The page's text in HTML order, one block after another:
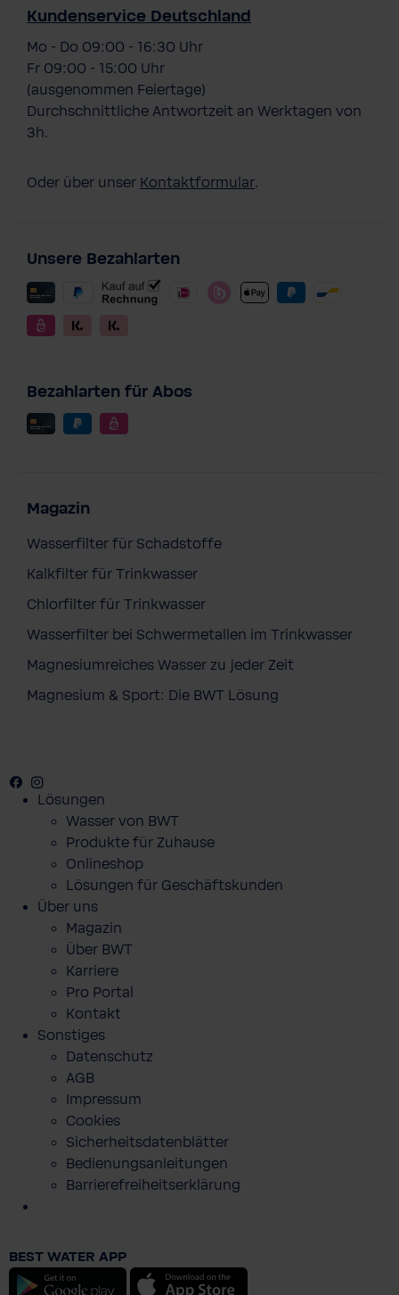
€ 0,00 Preise inkl. MwSt. zzgl. Versandkosten
Kundenservice Deutschland
Mo - Do 09:00 - 16:30 Uhr
Fr 09:00 - 15:00 Uhr
(ausgenommen Feiertage)
Durchschnittliche Antwortzeit an Werktagen von
3h.
Oder über unser Kontaktformular.
Unsere Bezahlarten
Bezahlarten für Abos
Magazin
Wasserfilter für Schadstoffe
Kalkfilter für Trinkwasser
Chlorfilter für Trinkwasser
Wasserfilter bei Schwermetallen im Trinkwasser
Magnesiumreiches Wasser zu jeder Zeit
Magnesium & Sport: Die BWT Lösung
Facebook
Youtube
Lösungen
Wasser von BWT
Produkte für Zuhause
Onlineshop
Lösungen für Geschäftskunden
Über uns
Magazin
Über BWT
Karriere
Pro Portal
Kontakt
Sonstiges
Datenschutz
AGB
Impressum
Cookies
Sicherheitsdatenblätter
Bedienungsanleitungen
Barrierefreiheitserklärung
BEST WATER APP
Android